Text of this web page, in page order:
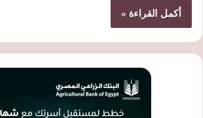
أكمل القراءة »